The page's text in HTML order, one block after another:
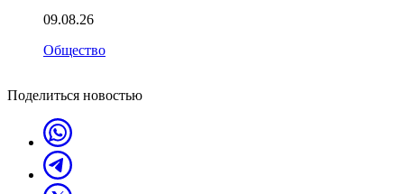
09.08.26
Общество
Поделиться новостью